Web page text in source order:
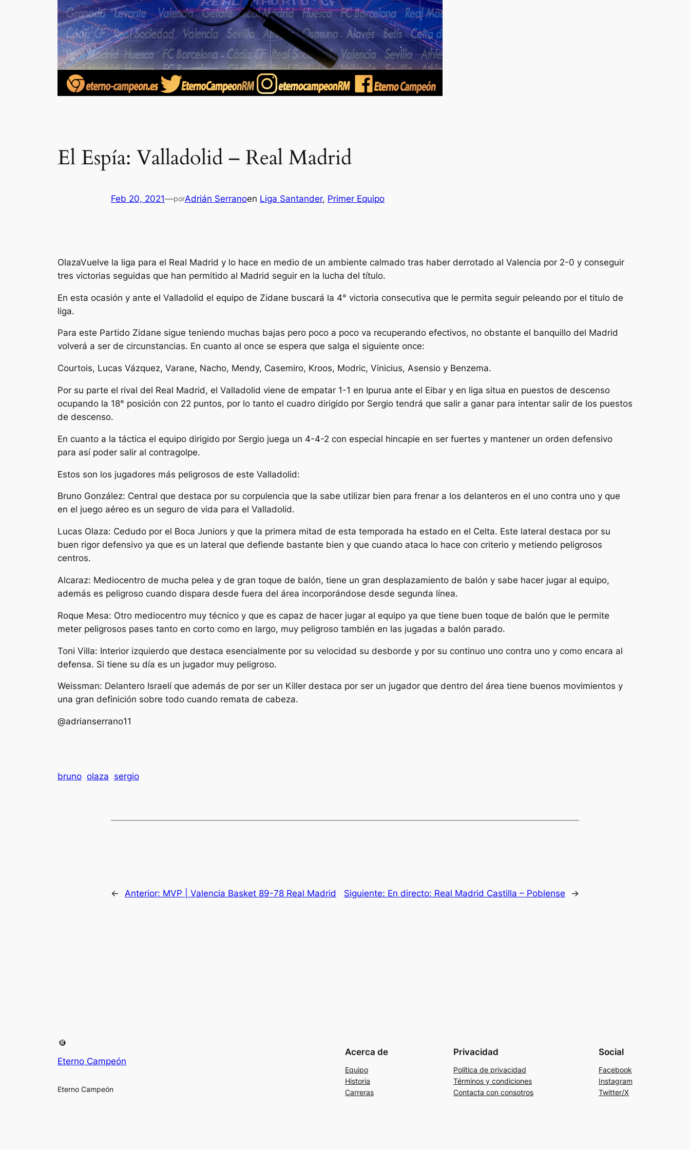
El Espía: Valladolid – Real Madrid
Feb 20, 2021—porAdrián Serranoen Liga Santander, Primer Equipo
OlazaVuelve la liga para el Real Madrid y lo hace en medio de un ambiente calmado tras haber derrotado al Valencia por 2-0 y conseguir
tres victorias seguidas que han permitido al Madrid seguir en la lucha del título.
En esta ocasión y ante el Valladolid el equipo de Zidane buscará la 4° victoria consecutiva que le permita seguir peleando por el titulo de
liga.
Para este Partido Zidane sigue teniendo muchas bajas pero poco a poco va recuperando efectivos, no obstante el banquillo del Madrid
volverá a ser de circunstancias. En cuanto al once se espera que salga el siguiente once:
Courtois, Lucas Vázquez, Varane, Nacho, Mendy, Casemiro, Kroos, Modric, Vinicius, Asensio y Benzema.
Por su parte el rival del Real Madrid, el Valladolid viene de empatar 1-1 en Ipurua ante el Eibar y en liga situa en puestos de descenso
ocupando la 18° posición con 22 puntos, por lo tanto el cuadro dirigido por Sergio tendrá que salir a ganar para intentar salir de los puestos
de descenso.
En cuanto a la táctica el equipo dirigido por Sergio juega un 4-4-2 con especial hincapie en ser fuertes y mantener un orden defensivo
para así poder salir al contragolpe.
Estos son los jugadores más peligrosos de este Valladolid:
Bruno González: Central que destaca por su corpulencia que la sabe utilizar bien para frenar a los delanteros en el uno contra uno y que
en el juego aéreo es un seguro de vida para el Valladolid.
Lucas Olaza: Cedudo por el Boca Juniors y que la primera mitad de esta temporada ha estado en el Celta. Este lateral destaca por su
buen rigor defensivo ya que es un lateral que defiende bastante bien y que cuando ataca lo hace con criterio y metiendo peligrosos
centros.
Alcaraz: Mediocentro de mucha pelea y de gran toque de balón, tiene un gran desplazamiento de balón y sabe hacer jugar al equipo,
además es peligroso cuando dispara desde fuera del área incorporándose desde segunda línea.
Roque Mesa: Otro mediocentro muy técnico y que es capaz de hacer jugar al equipo ya que tiene buen toque de balón que le permite
meter peligrosos pases tanto en corto como en largo, muy peligroso también en las jugadas a balón parado.
Toni Villa: Interior izquierdo que destaca esencialmente por su velocidad su desborde y por su continuo uno contra uno y como encara al
defensa. Si tiene su día es un jugador muy peligroso.
Weissman: Delantero Israelí que además de por ser un Killer destaca por ser un jugador que dentro del área tiene buenos movimientos y
una gran definición sobre todo cuando remata de cabeza.
@adrianserrano11
bruno olaza sergio
← Anterior: MVP | Valencia Basket 89-78 Real Madrid Siguiente: En directo: Real Madrid Castilla – Poblense →
Eterno Campeón
Eterno Campeón
Acerca de
Equipo
Historia
Carreras
Privacidad
Política de privacidad
Términos y condiciones
Contacta con consotros
Social
Facebook
Instagram
Twitter/X